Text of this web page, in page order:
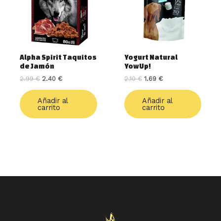
Alpha Spirit Taquitos
de Jamón
2.99€ 2.40 €
Añadir al
carrito
Yogurt Natural
YowUp!
2.10€ 1.69 €
Añadir al
carrito